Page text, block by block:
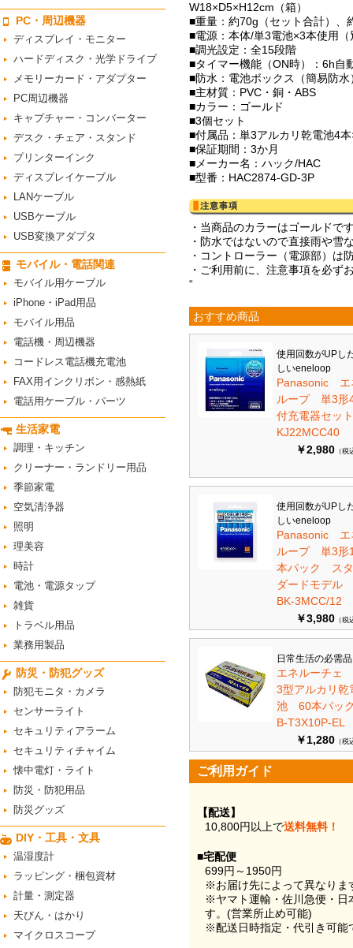
PC・周辺機器
ディスプレイ・モニター
ハードディスク・光学ドライブ
メモリーカード・アダプター
PC周辺機器
キャプチャー・コンバーター
デスク・チェア・スタンド
プリンターインク
ディスプレイケーブル
LANケーブル
USBケーブル
USB変換アダプタ
モバイル・電話関連
モバイル用ケーブル
iPhone・iPad用品
モバイル用品
電話機・周辺機器
コードレス電話機充電池
FAX用インクリボン・感熱紙
電話用ケーブル・パーツ
生活家電
調理・キッチン
クリーナー・ランドリー用品
季節家電
空気清浄器
照明
理美容
時計
電池・電源タップ
雑貨
トラベル用品
業務用製品
防災・防犯グッズ
防犯モニタ・カメラ
センサーライト
セキュリティアラーム
セキュリティチャイム
懐中電灯・ライト
防災・防犯用品
防災グッズ
DIY・工具・文具
温湿度計
ラッピング・梱包資材
計量・測定器
天びん・はかり
マイクロスコープ
W18×D5×H12cm（箱）
■重量：約70g（セット合計）、
■電源：本体/単3電池×3本使用
■調光設定：全15段階
■タイマー機能（ON時）：6h自
■防水：電池ボックス（簡易防
■主材質：PVC・銅・ABS
■カラー：ゴールド
■3個セット
■付属品：単3アルカリ乾電池4
■保証期間：3か月
■メーカー名：ハック/HAC
■型番：HAC2874-GD-3P
・当商品のカラーはゴールドで
・防水ではないので直接雨や雪
・コントローラー（電源部）は
・ご利用前に、注意事項を必ず
“
おすすめ商品
使用回数がUPし
しいeneloop
Panasonic エ
ループ 単3形
付充電器セッ
KJ22MCC40
￥2,980 （税
使用回数がUPし
しいeneloop
Panasonic エ
ループ 単3形
本パック ス
ダードモデル
BK-3MCC/12
￥3,980 （税
日常生活の必需
エネルーチェ
3型アルカリ乾
池 60本パ
B-T3X10P-EL
￥1,280 （税
ご利用ガイド
【配送】
10,800円以上で送料無料！
■宅配便
699円～1950円
※お届け先によって異なりま
※ヤマト運輸・佐川急便・日
す。(営業所止め可能)
※配送日時指定・代引き可能